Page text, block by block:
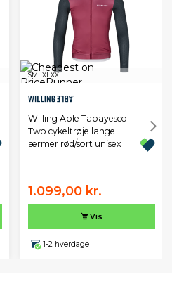
SM LXLXXL
Willing Able Tabayesco
Two cykeltrøje lange
ærmer rød/sort unisex
1.099,00 kr.
Vis
1-2 hverdage